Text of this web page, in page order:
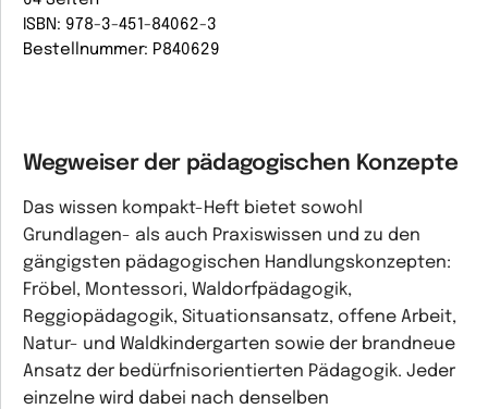
ISBN: 978-3-451-84062-3
Bestellnummer: P840629
Wegweiser der pädagogischen Konzepte
Das wissen kompakt-Heft bietet sowohl
Grundlagen- als auch Praxiswissen und zu den
gängigsten pädagogischen Handlungskonzepten:
Fröbel, Montessori, Waldorfpädagogik,
Reggiopädagogik, Situationsansatz, offene Arbeit,
Natur- und Waldkindergarten sowie der brandneue
Ansatz der bedürfnisorientierten Pädagogik. Jeder
einzelne wird dabei nach denselben